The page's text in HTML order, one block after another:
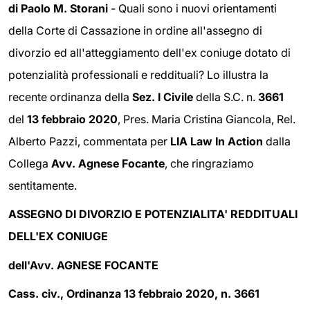
di Paolo M. Storani - Quali sono i nuovi orientamenti
della Corte di Cassazione in ordine all'assegno di
divorzio ed all'atteggiamento dell'ex coniuge dotato di
potenzialità professionali e reddituali? Lo illustra la
recente ordinanza della Sez. I Civile della S.C. n. 3661
del 13 febbraio 2020, Pres. Maria Cristina Giancola, Rel.
Alberto Pazzi, commentata per LIA Law In Action dalla
Collega Avv. Agnese Focante, che ringraziamo
sentitamente.
ASSEGNO DI DIVORZIO E POTENZIALITA' REDDITUALI
DELL'EX CONIUGE
dell'Avv. AGNESE FOCANTE
Cass. civ., Ordinanza 13 febbraio 2020, n. 3661